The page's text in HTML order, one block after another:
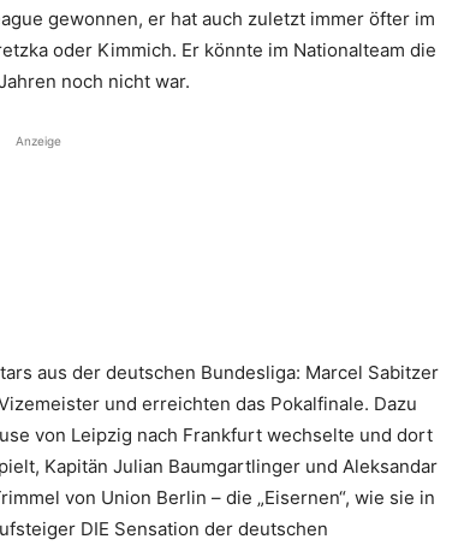
gewonnen, er hat auch zuletzt immer öfter im
oder Kimmich. Er könnte im Nationalteam die
noch nicht war.
Anzeige
aus der deutschen Bundesliga: Marcel Sabitzer
und erreichten das Pokalfinale. Dazu
von Leipzig nach Frankfurt wechselte und dort
Kapitän Julian Baumgartlinger und Aleksandar
von Union Berlin – die „Eisernen“, wie sie in
DIE Sensation der deutschen